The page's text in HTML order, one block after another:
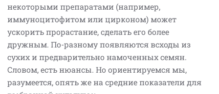
некоторыми препаратами (например,
иммуноцитофитом или цирконом) может
ускорить прорастание, сделать его более
дружным. По-разному появляются всходы из
сухих и предварительно намоченных семян.
Словом, есть нюансы. Но ориентируемся мы,
разумеется, опять же на средние показатели для